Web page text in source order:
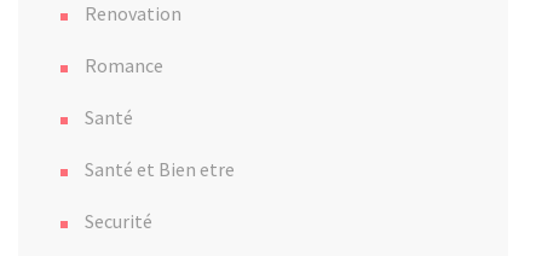
Renovation
Romance
Santé
Santé et Bien etre
Securité